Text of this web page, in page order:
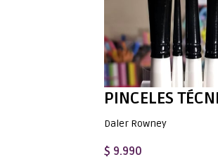
Daler Rowney
$ 9.990